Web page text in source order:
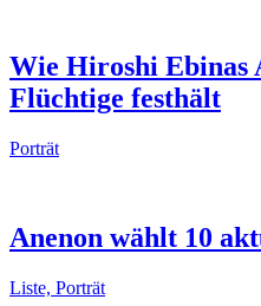
Wie Hiroshi Ebinas
Flüchtige festhält
Porträt
Anenon wählt 10
Liste, Porträt